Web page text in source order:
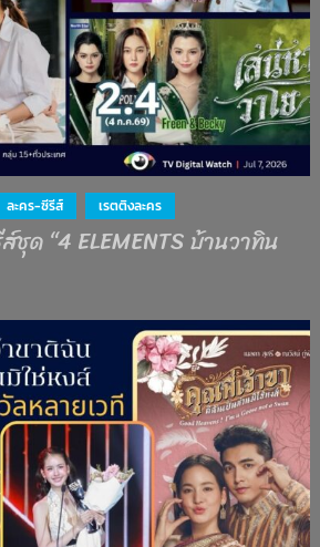
ละคร-ซีรีส์ เรตติงละคร
ชุด “4 ELEMENTS บ้านวาทิน